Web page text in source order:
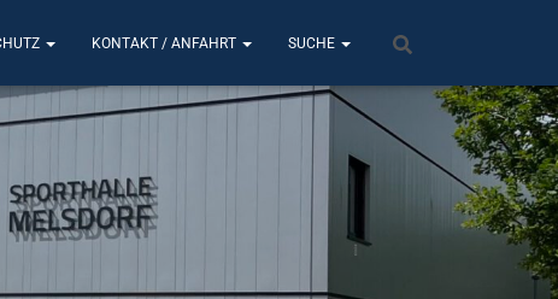
KONTAKT / ANFAHRT SUCHE